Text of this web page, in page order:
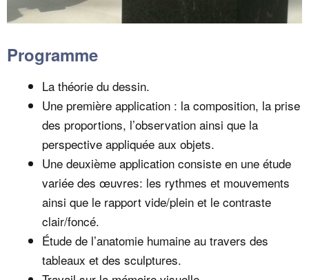
Programme
La théorie du dessin.
Une première application : la composition, la prise
des proportions, l’observation ainsi que la
perspective appliquée aux objets.
Une deuxième application consiste en une étude
variée des œuvres: les rythmes et mouvements
ainsi que le rapport vide/plein et le contraste
clair/foncé.
Étude de l’anatomie humaine au travers des
tableaux et des sculptures.